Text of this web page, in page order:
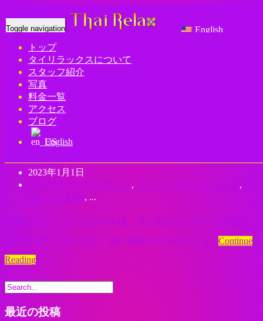
English
Toggle navigation
トップ
タイリラックスについて
スタッフ紹介
写真
料金一覧
アクセス
ブログ
English
Tag: 御徒町タイ古式マッサージ
Home - 御徒町タイ古式マッサージ
上野 御徒町 タイ古式マッサージ | タイ
リラックス
thairelax
2023年1月1日
アロマオイルマッサージ, リラックスセットコース ,
ラックス効果, ...
究極のリラックスと心の平穏、タイ古式マッサージの魅力。
タイ古式マッサージは、深い筋肉エネルギーライ ..Continue
Reading
最近の投稿